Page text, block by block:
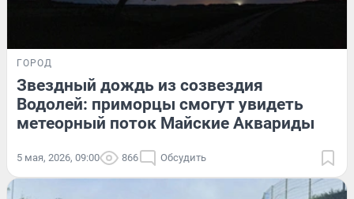
ГОРОД
Звездный дождь из созвездия
Водолей: приморцы смогут увидеть
метеорный поток Майские Аквариды
5 мая, 2026, 09:00 866 Обсудить